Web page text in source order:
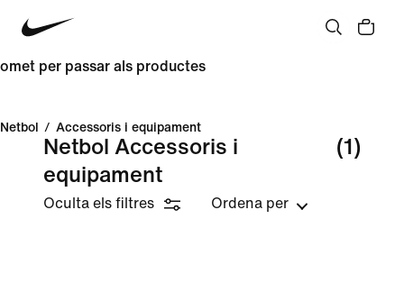
omet per passar als productes
Netbol / Accessoris i equipament
Netbol Accessoris i
equipament
(1)
Oculta els filtres Ordena per